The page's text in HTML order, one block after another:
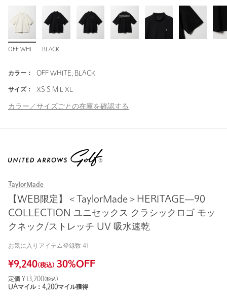
BLACK
カラー： OFF WHITE, BLACK
サイズ： XS S M L XL
カラー／サイズごとの在庫を確認する
TaylorMade
【WEB限定】＜TaylorMade＞HERITAGE―90
COLLECTION ユニセックス クラシックロゴ モッ
クネック/ストレッチ UV 吸水速乾
お気に入りアイテム登録数 41
¥9,240(税込) 30%OFF
定価 ¥ 13,200(税込)
UAマイル： 4,200マイル獲得